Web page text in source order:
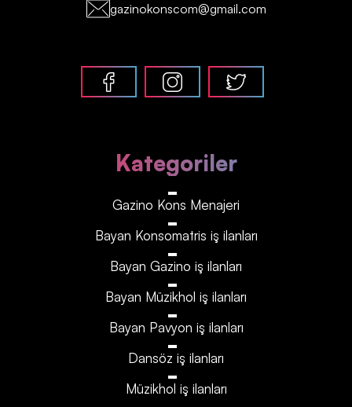
gazinokonscom@gmail.com
Kategoriler
Gazino Kons Menajeri
Bayan Konsomatris iş ilanları
Bayan Gazino iş ilanları
Bayan Müzikhol iş ilanları
Bayan Pavyon iş ilanları
Dansöz iş ilanları
Müzikhol iş ilanları